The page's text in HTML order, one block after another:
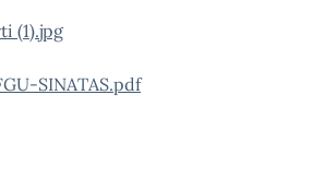
(1).jpg
SINATAS.pdf